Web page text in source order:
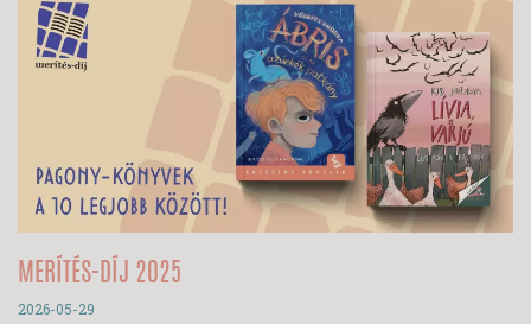
MERÍTÉS-DÍJ 2025
2026-05-29